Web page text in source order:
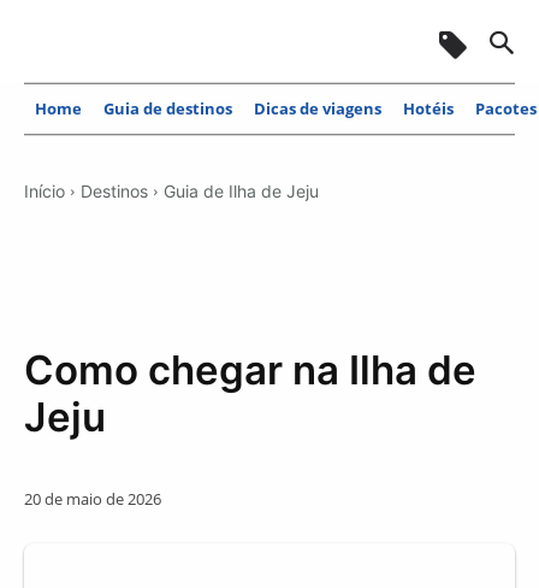
Home Guia de destinos Dicas de viagens Hotéis Pacotes
Início Destinos Guia de Ilha de Jeju
Como chegar na Ilha de
Jeju
20 de maio de 2026